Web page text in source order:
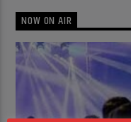
NOW ON AIR